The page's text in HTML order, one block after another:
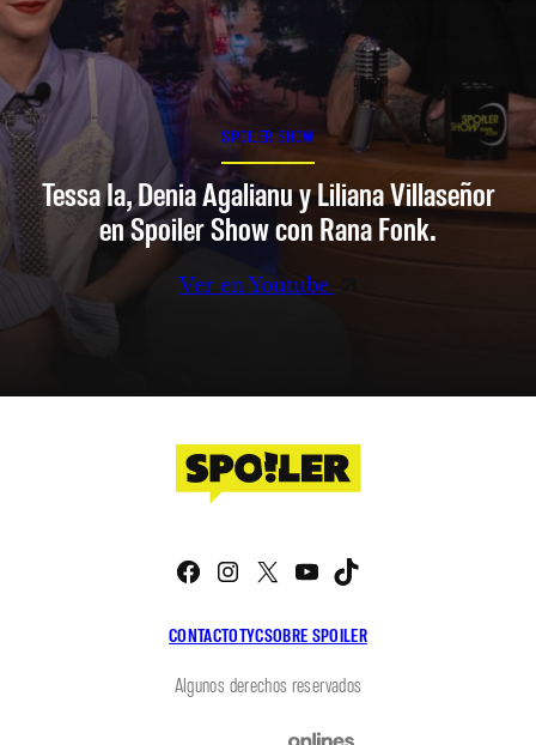
SPOILER SHOW
Tessa Ia, Denia Agalianu y Liliana Villaseñor
en Spoiler Show con Rana Fonk.
Ver en Youtube
CONTACTOTYCSOBRE SPOILER
Facebook
Instagram
X YouTube
Algunos derechos reservados